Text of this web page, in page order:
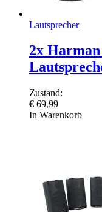
Lautsprecher
2x
Zustand:
€ 69,99
In Warenkorb